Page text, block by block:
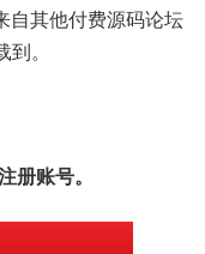
自其他付费源码论坛
。
册账号。